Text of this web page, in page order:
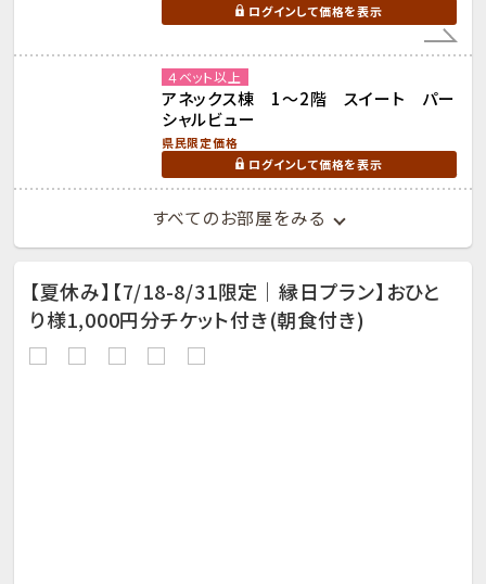
ログインして価格を表示
４ベット以上
アネックス棟 1～2階 スイート パー
シャルビュー
県民限定価格
ログインして価格を表示
すべてのお部屋をみる
【夏休み】【7/18-8/31限定｜縁日プラン】おひと
り様1,000円分チケット付き(朝食付き)